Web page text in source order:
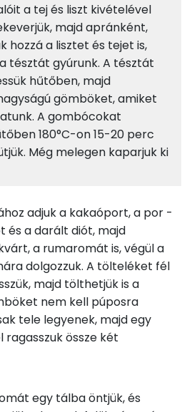
319 kcal
14 kcal
226 kcal
145 kcal
1 kcal
5 kcal
0 kcal
kakaópor 3 kcal
19%
Zsír
10%
Víz
a tej és liszt kivételével
majd apránként,
hozzá a lisztet és tejet is,
tésztát gyúrunk. A tésztát
hűtőben, majd
gömböket, amiket
A gombócokat
180°C-on 15-20 perc
Még melegen kaparjuk ki
adjuk a kakaóport, a por -
és a darált diót, majd
a rumaromát is, végül a
dolgozzuk. A tölteléket fél
majd tölthetjük is a
nem kell púposra
tele legyenek, majd egy
össze két
egy tálba öntjük, és